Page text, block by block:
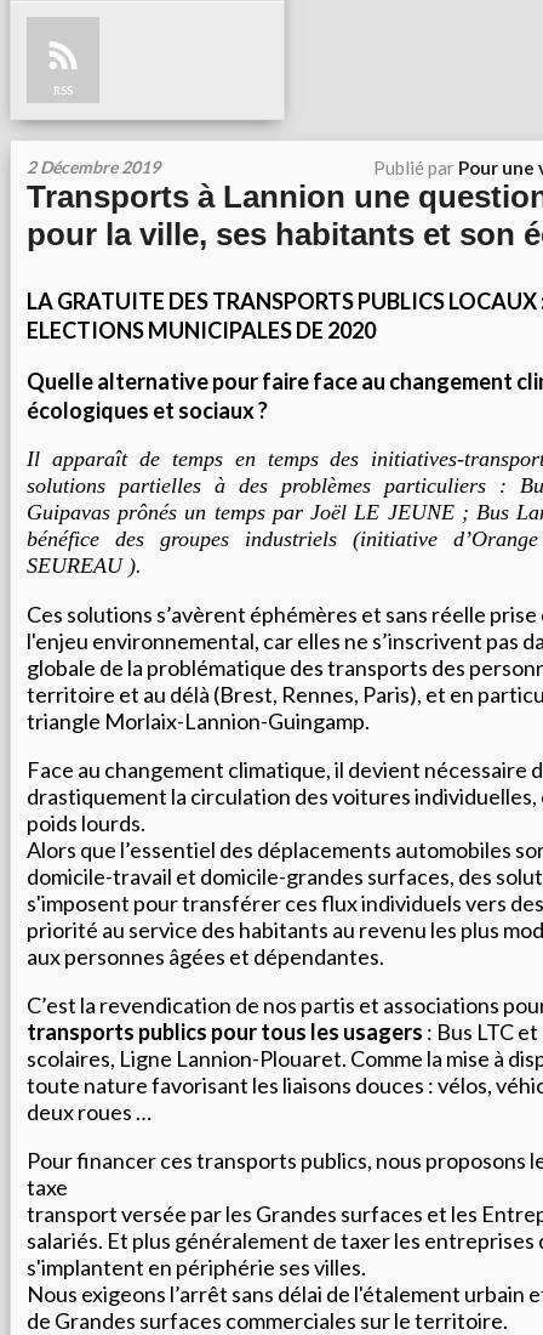
RSS
2 Décembre 2019 Publié par Pour une
Transports à Lannion une
pour la ville, ses habitants et son
LA GRATUITE DES TRANSPORTS PUBLICS LOCAUX
ELECTIONS MUNICIPALES DE 2020
Quelle alternative pour faire face au changement
écologiques et sociaux ?
Il apparaîtde temps en temps des initiatives-
solutions partielles à des problèmes particuliers : B
Guipavasprônés un temps parJoël LE JEUNE;Bus
bénéfice des groupes industriels (initiative
SEUREAU ).
Ces solutions s’avèrent éphémères et sans réelle
l'enjeu environnemental, car elles ne s’inscrivent pas
globale de la problématique des transports des
territoire et au délà (Brest, Rennes, Paris), et en
triangle Morlaix-Lannion-Guingamp.
Face au changement climatique, il devient nécessaire
drastiquement la circulation des voitures individuelles,
poids lourds.
Alors que l’essentiel des déplacements automobiles
domicile-travail et domicile-grandes surfaces, des
s'imposent pour transférer ces flux individuels vers
priorité au service des habitants au revenu les plus
aux personnes âgées et dépendantes.
C’est la revendication de nos partis et associations
transports publics pour tous les usagers : Bus LTC
scolaires, Ligne Lannion-Plouaret. Comme la mise à
toute nature favorisant les liaisons douces : vélos,
deux roues …
Pour financer ces transports publics, nous proposons
taxe
transport versée par les Grandes surfaces et les
salariés. Et plus généralement de taxer les
s'implantent en périphérie ses villes.
Nous exigeons l’arrêt sans délai de l'étalement urbain
de Grandes surfaces commerciales sur le territoire.